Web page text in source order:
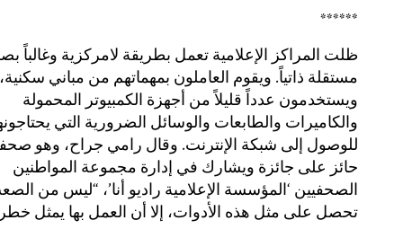
******
ظلت المراكز الإعلامية تعمل بطريقة لامركزية وغالباً
مستقلة ذاتياً. ويقوم العاملون بمهماتهم من مباني سكنية،
ويستخدمون عدداً قليلاً من أجهزة الكمبيوتر المحمولة
والكاميرات والطابعات والوسائل الضرورية التي
للوصول إلى شبكة الإنترنت. وقال رامي جراح، وهو
حائز على جائزة ويشارك في إدارة مجموعة المواطنين
الصحفيين ‘المؤسسة الإعلامية راديو أنا’، “ليس من
تحصل على مثل هذه الأدوات، إلا أن العمل بها يمثل